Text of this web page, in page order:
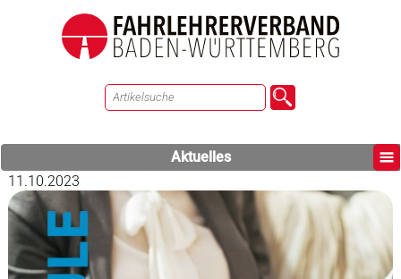
Aktuelles
11.10.2023